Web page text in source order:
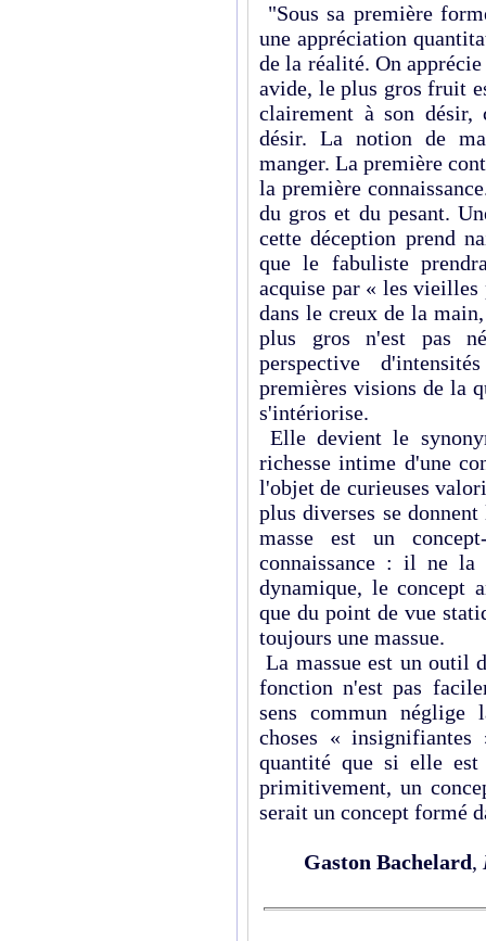
"Sous sa première
une appréciation
de la réalité. On
avide, le plus gros fruit
clairement à son
désir. La notion de
manger. La première
la première
du gros et du pesant.
cette déception prend
que le fabuliste
acquise par « les vieilles
dans le creux de la
plus gros n'est pas
perspective
premières visions de la
s'intériorise.
Elle devient le
richesse intime d'une
l'objet de curieuses
plus diverses se
masse est un
connaissance : il ne
dynamique, le concept
que du point de vue
toujours une massue.
La massue est un outil
fonction n'est pas
sens commun néglige
choses «
quantité que si elle est
primitivement, un
serait un concept formé
Gaston Bachelard,